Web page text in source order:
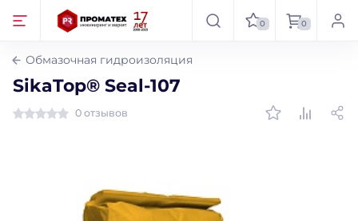
0 0
Обмазочная гидроизоляция
SikaTop® Seal-107
0 отзывов